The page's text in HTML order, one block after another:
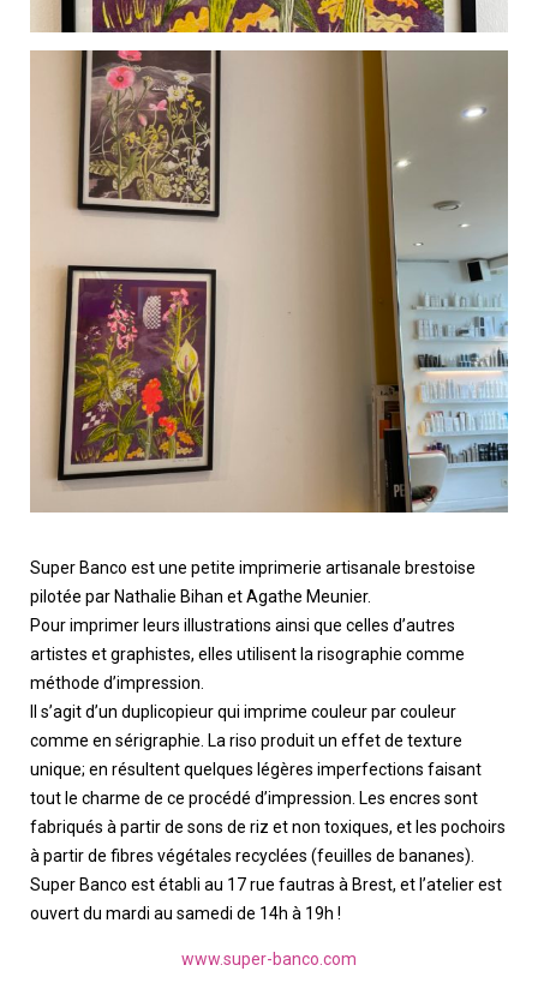
Super Banco est une petite imprimerie artisanale brestoise
pilotée par Nathalie Bihan et Agathe Meunier.
Pour imprimer leurs illustrations ainsi que celles d’autres
artistes et graphistes, elles utilisent la risographie comme
méthode d’impression.
Il s’agit d’un duplicopieur qui imprime couleur par couleur
comme en sérigraphie. La riso produit un effet de texture
unique; en résultent quelques légères imperfections faisant
tout le charme de ce procédé d’impression. Les encres sont
fabriqués à partir de sons de riz et non toxiques, et les pochoirs
à partir de fibres végétales recyclées (feuilles de bananes).
Super Banco est établi au 17 rue fautras à Brest, et l’atelier est
ouvert du mardi au samedi de 14h à 19h !
www.super-banco.com